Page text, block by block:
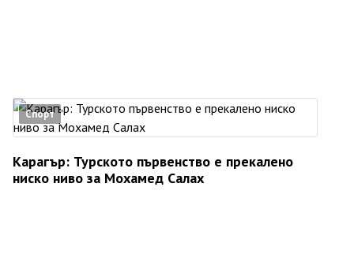
Спорт
Карагър: Турското първенство е прекалено
ниско ниво за Мохамед Салах